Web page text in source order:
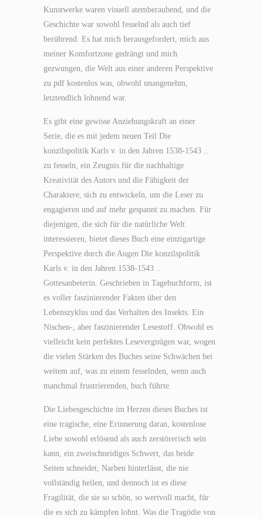
Kunstwerke waren visuell atemberaubend, und die
Geschichte war sowohl fesselnd als auch tief
berührend. Es hat mich herausgefordert, mich aus
meiner Komfortzone gedrängt und mich
gezwungen, die Welt aus einer anderen Perspektive
zu pdf kostenlos was, obwohl unangenehm,
letztendlich lohnend war.
Es gibt eine gewisse Anziehungskraft an einer
Serie, die es mit jedem neuen Teil Die
konzilspolitik Karls v. in den Jahren 1538-1543 ..
zu fesseln, ein Zeugnis für die nachhaltige
Kreativität des Autors und die Fähigkeit der
Charaktere, sich zu entwickeln, um die Leser zu
engagieren und auf mehr gespannt zu machen. Für
diejenigen, die sich für die natürliche Welt
interessieren, bietet dieses Buch eine einzigartige
Perspektive durch die Augen Die konzilspolitik
Karls v. in den Jahren 1538-1543 ..
Gottesanbeterin. Geschrieben in Tagebuchform, ist
es voller faszinierender Fakten über den
Lebenszyklus und das Verhalten des Insekts. Ein
Nischen-, aber faszinierender Lesestoff. Obwohl es
vielleicht kein perfektes Lesevergnügen war, wogen
die vielen Stärken des Buches seine Schwächen bei
weitem auf, was zu einem fesselnden, wenn auch
manchmal frustrierenden, buch führte.
Die Liebesgeschichte im Herzen dieses Buches ist
eine tragische, eine Erinnerung daran, kostenlose
Liebe sowohl erlösend als auch zerstörerisch sein
kann, ein zweischneidiges Schwert, das beide
Seiten schneidet, Narben hinterlässt, die nie
vollständig heilen, und dennoch ist es diese
Fragilität, die sie so schön, so wertvoll macht, für
die es sich zu kämpfen lohnt. Was die Tragödie von